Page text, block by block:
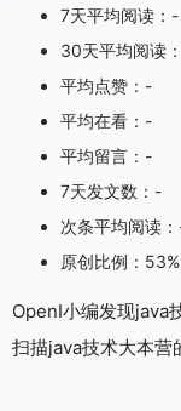
7天平均阅读：-
30天平均阅读
平均点赞：-
平均在看：-
平均留言：-
7天发文数：-
次条平均阅读
原创比例：53%
OpenI小编发现java
扫描java技术大本营